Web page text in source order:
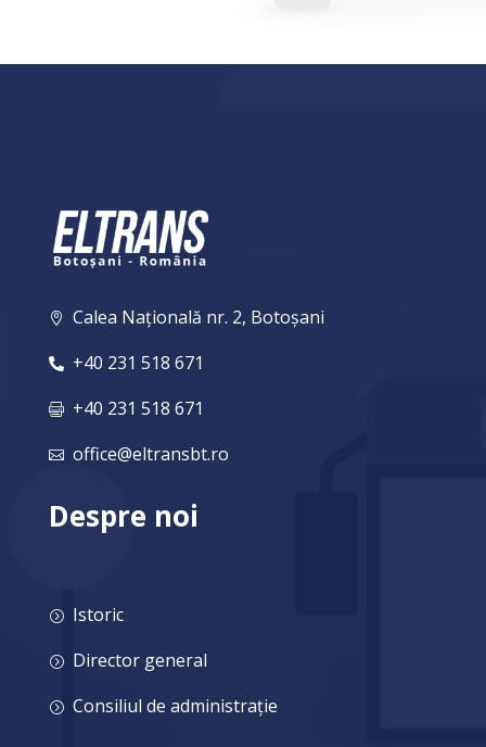
 Calea Națională nr. 2, Botoșani
 +40 231 518 671
 +40 231 518 671
 office@eltransbt.ro
Despre noi
= Istoric
= Director general
= Consiliul de administrație